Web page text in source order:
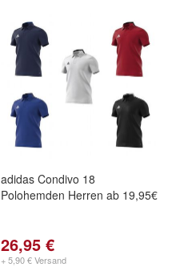
adidas Condivo 18
Polohemden Herren ab 19,95€
26,95 €
+ 5,90 € Versand